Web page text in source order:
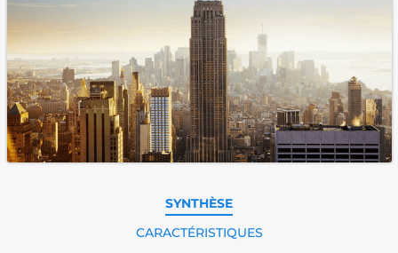
SYNTHÈSE
CARACTÉRISTIQUES